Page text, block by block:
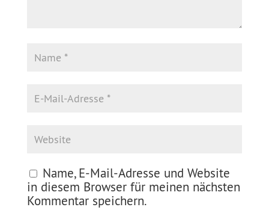
Name, E-Mail-Adresse und Website
in diesem Browser für meinen nächsten
Kommentar speichern.